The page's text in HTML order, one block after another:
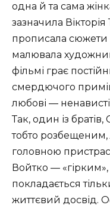
одна й та сама
зазначила
прописала сюжети
малювала
фільмі грає
смердючого
любові —
Так, один із
тобто
головною
Войтко —
покладається
життєвий досвід.